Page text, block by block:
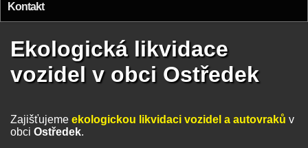
Kontakt
Ekologická likvidace
vozidel v obci Ostředek
Zajišťujeme ekologickou likvidaci vozidel a autovraků v
obci Ostředek.